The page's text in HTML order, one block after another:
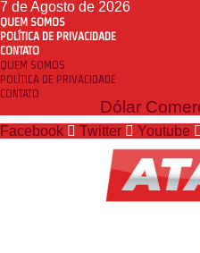
7 de Agosto de 2026
QUEM SOMOS
POLÍTICA DE PRIVACIDADE
CONTATO
QUEM SOMOS
POLÍTICA DE PRIVACIDADE
CONTATO
Dólar
Facebook Twitter Youtube